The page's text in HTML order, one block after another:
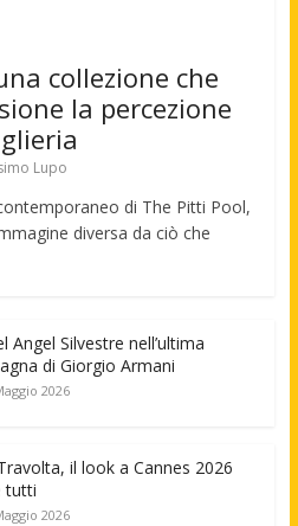
collezione che
la percezione
Lupo
di The Pitti Pool,
diversa da ciò che
Angel Silvestre nell’ultima
di Giorgio Armani
2026
il look a Cannes 2026
tutti
2026